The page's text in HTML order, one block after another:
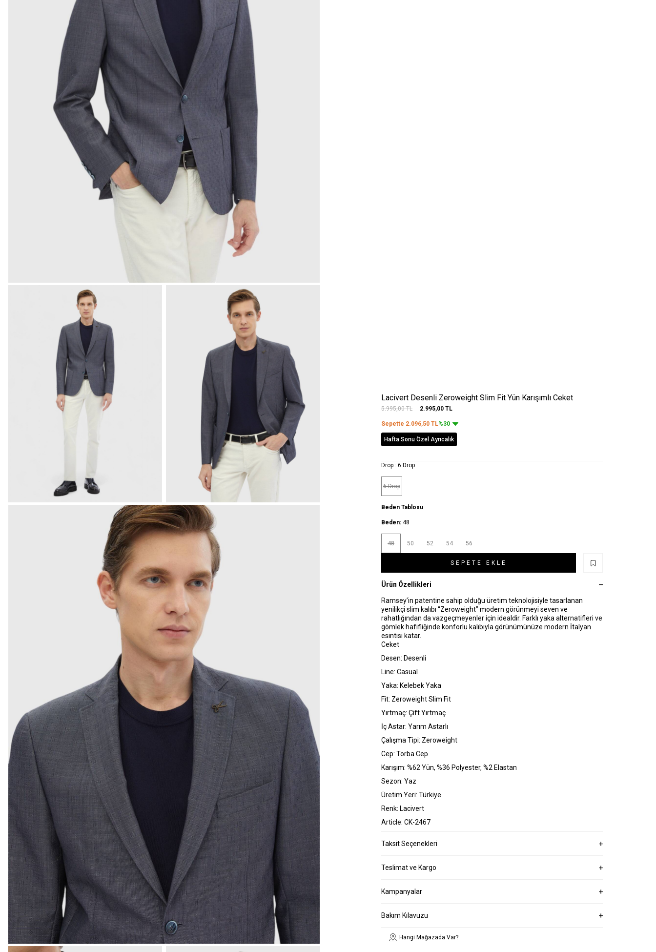
Lacivert Desenli Zeroweight Slim Fit Yün Karışımlı Ceket
5.995,00TL 2.995,00 TL
Sepette 2.096,50 TL%30
Hafta Sonu Özel Ayrıcalık
Drop : 6 Drop
6 Drop
Beden Tablosu
Beden: 48
48 50 52 54 56
SEPETE EKLE
Ürün Özellikleri
Ramsey’in patentine sahip olduğu üretim teknolojisiyle tasarlanan
yenilikçi slim kalıbı “Zeroweight” modern görünmeyi seven ve
rahatlığından da vazgeçmeyenler için idealdir. Farklı yaka alternatifleri ve
gömlek hafifliğinde konforlu kalıbıyla görünümünüze modern İtalyan
esintisi katar.
Ceket
Desen: Desenli
Line: Casual
Yaka: Kelebek Yaka
Fit: Zeroweight Slim Fit
Yırtmaç: Çift Yırtmaç
İç Astar: Yarım Astarlı
Çalışma Tipi: Zeroweight
Cep: Torba Cep
Karışım: %62 Yün, %36 Polyester, %2 Elastan
Sezon: Yaz
Üretim Yeri: Türkiye
Renk: Lacivert
Article: CK-2467
Taksit Seçenekleri
Teslimat ve Kargo
Kampanyalar
Bakım Kılavuzu
Hangi Mağazada Var?